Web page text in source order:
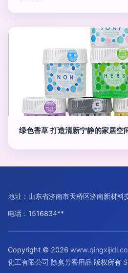
绿色香草 打造清新宁静的家居空
地址：山东省济南市天桥区济南新材料
电话：1516834**
Copyright © 2026
化工有限公司 除臭芳香用品 版权所有